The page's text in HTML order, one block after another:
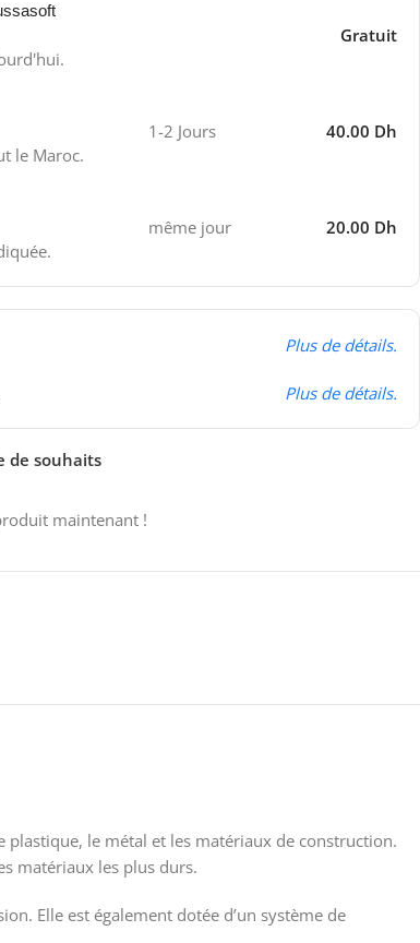
Gratuit
le Maroc.
1-2 Jours 40.00 Dh
même jour 20.00 Dh
Plus de détails.
Plus de détails.
de souhaits
maintenant !
plastique, le métal et les matériaux de construction.
matériaux les plus durs.
Elle est également dotée d’un système de